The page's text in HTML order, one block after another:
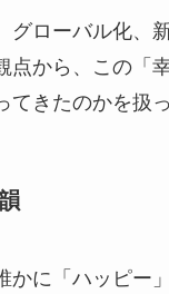
グローバル化、
点から、この「
てきたのかを扱
かに「ハッピー